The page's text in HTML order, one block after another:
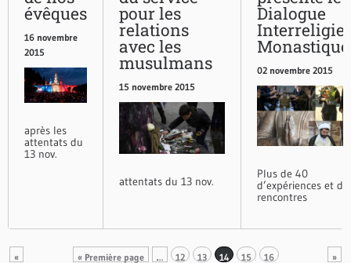
évêques
16 novembre
2015
après les
attentats du
13 nov.
pour les
relations
avec les
musulmans
15 novembre 2015
attentats du 13 nov.
Dialogue
Monastique
02 novembre 2015
Plus de 40
d’expériences et de
rencontres
« Première page
« … 12 13 14 15 16 »